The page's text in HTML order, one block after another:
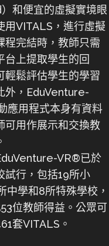
和便宜的虛擬實境眼
用VITALS，進行虛擬
程完結時，教師只需
台上提取學生的回
輕鬆評估學生的學習
外，EduVenture-
應用程式本身有資料
可用作展示和交換教
VR®已於
試行，包括19所小
中學和8所特殊學校，
位教師得益。公眾可
套VITALS。